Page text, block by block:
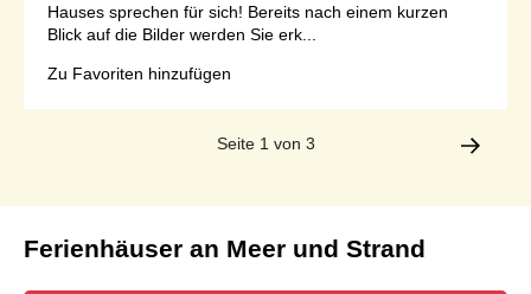
Hauses sprechen für sich! Bereits nach einem kurzen
Blick auf die Bilder werden Sie erk...
Zu Favoriten hinzufügen
Seite 1 von 3
Ferienhäuser an Meer und Strand